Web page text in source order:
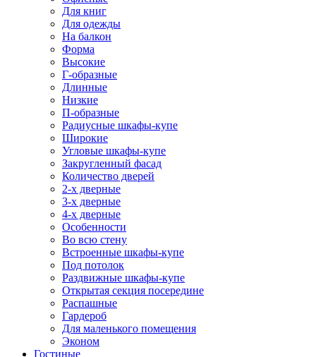
Для книг
Для одежды
На балкон
Форма
Высокие
Г-образные
Длинные
Низкие
П-образные
Радиусные шкафы-купе
Широкие
Угловые шкафы-купе
Закругленный фасад
Количество дверей
2-х дверные
3-х дверные
4-х дверные
Особенности
Во всю стену
Встроенные шкафы-купе
Под потолок
Раздвижные шкафы-купе
Открытая секция посередине
Распашные
Гардероб
Для маленького помещения
Эконом
Гостиные